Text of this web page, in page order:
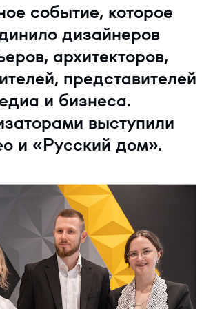
событие, которое
дизайнеров
архитекторов,
представителей
и бизнеса.
выступили
и «Русский дом».